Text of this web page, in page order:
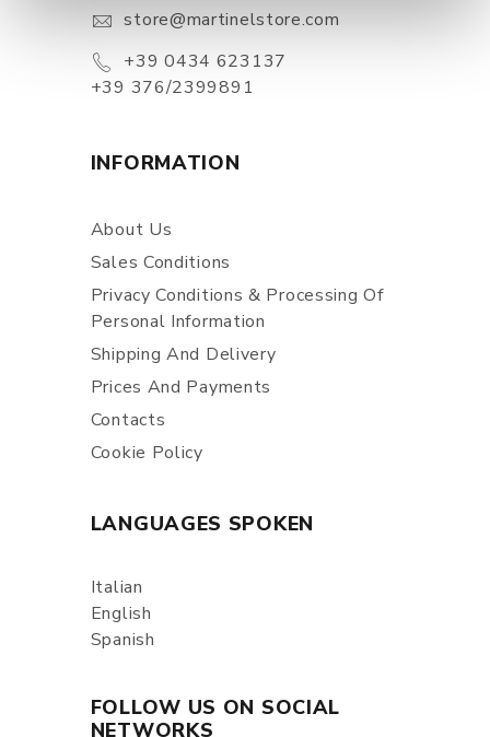
store@martinelstore.com
+39 0434 623137
+39 376/2399891
INFORMATION
About Us
Sales Conditions
Privacy Conditions & Processing Of
Personal Information
Shipping And Delivery
Prices And Payments
Contacts
Cookie Policy
LANGUAGES SPOKEN
Italian
English
Spanish
FOLLOW US ON SOCIAL
NETWORKS